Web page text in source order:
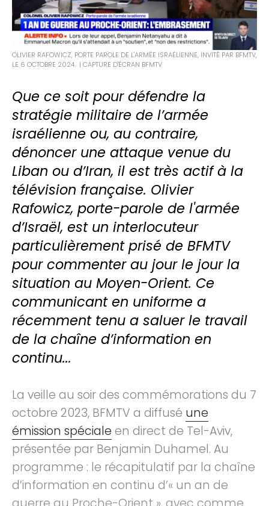
OLIVIER RAFOWICZ, PORTE PAROLE DE L'ARMÉE ISRAÉLIENNE, INVITÉ PAR BFMTV,
LE 6 OCTOBRE 2024. | CAPTURE D'ÉCRAN BFMTV
Que ce soit pour défendre la
stratégie militaire de l’armée
israélienne ou, au contraire,
dénoncer une attaque venue du
Liban ou d’Iran, il est très actif à la
télévision française. Olivier
Rafowicz, porte-parole de l'armée
d’Israël, est un interlocuteur
particulièrement prisé de BFMTV
pour commenter au jour le jour la
situation au Moyen-Orient. Ce
communicant en uniforme a
récemment tenu a saluer le travail
de la chaîne d’information en
continu...
La veille au soir des commémorations du 7
octobre 2023, BFMTV a diffusé une
émission spéciale en direct de Tel-Aviv,
présentée par Benjamin Duhamel. Au
programme : le récapitulatif par la chaîne
d’information en continu d’« un an de